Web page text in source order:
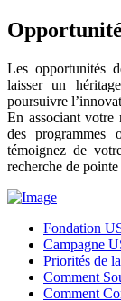
Les opportunités
laisser un
poursuivre
En associant votre
des programmes
témoignez de
recherche de
Fondation
Campagne
Priorités de
Comment
Comment